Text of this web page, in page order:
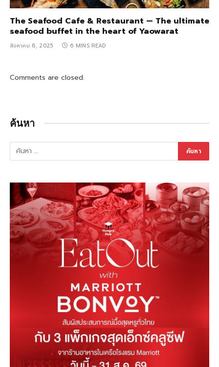
The Seafood Cafe & Restaurant — The ultimate
seafood buffet in the heart of Yaowarat
สิงหาคม 8, 2025 6 MINS READ
Comments are closed.
ค้นหา